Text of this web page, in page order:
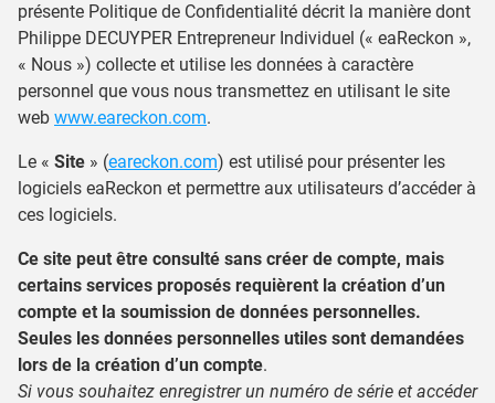
présente Politique de Confidentialité décrit la manière dont
Philippe DECUYPER Entrepreneur Individuel (« eaReckon »,
« Nous ») collecte et utilise les données à caractère
personnel que vous nous transmettez en utilisant le site
web www.eareckon.com.
Le « Site » (eareckon.com) est utilisé pour présenter les
logiciels eaReckon et permettre aux utilisateurs d’accéder à
ces logiciels.
Ce site peut être consulté sans créer de compte, mais
certains services proposés requièrent la création d’un
compte et la soumission de données personnelles.
Seules les données personnelles utiles sont demandées
lors de la création d’un compte.
Si vous souhaitez enregistrer un numéro de série et accéder